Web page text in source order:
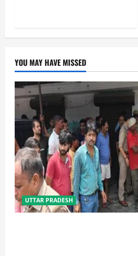
YOU MAY HAVE MISSED
UTTAR PRADESH